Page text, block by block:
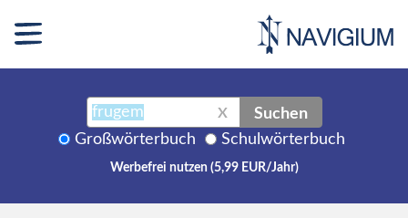
X Suchen
Großwörterbuch Schulwörterbuch
Werbefrei nutzen (5,99 EUR/Jahr)